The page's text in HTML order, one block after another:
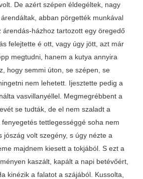
De azért szépen éldegéltek, nagy
abban pörgették munkával
árendás-házhoz tartozott egy öregedő
felejtette é ott, vagy úgy jött, azt már
megtudni, hanem a kutya annyira
hogy semmi úton, se szépen, se
nem lehetett. Ijesztette pedig a
vasvillanyéllel. Meg­megrébbent a
se tudták, de el nem szaladt a
tettlegességgé soha nem
jószág volt szegény, s úgy nézte a
majdnem kiesett a tokjából. S ezt a
kaszált, kapált a napi betévőért,
kinézik a falatot a szájából. Kussolta,